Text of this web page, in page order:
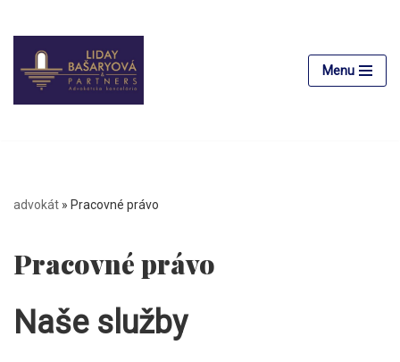
Preskočiť
na
obsah
Menu
advokát » Pracovné právo
Pracovné právo
Naše služby